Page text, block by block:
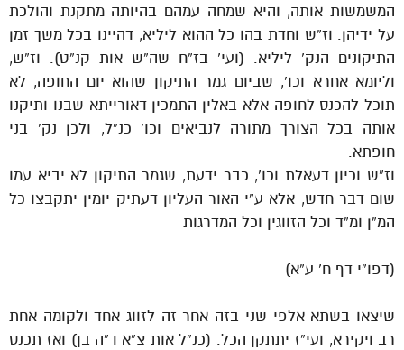
המשמשות אותה, והיא שמחה עמהם בהיותה מתקנת והולכת
על ידיהן. וז”ש וחדת בהו כל ההוא ליליא, דהיינו בכל משך זמן
התיקונים הנק’ ליליא. (ועי’ בז”ח שה”ש אות קנ”ט). וז”ש,
וליומא אחרא וכו’, שביום גמר התיקון שהוא יום החופה, לא
תוכל להכנס לחופה אלא באלין התמכין דאורייתא שבנו ותיקנו
אותה בכל הצורך מתורה לנביאים וכו’ כנ”ל, ולכן נק’ בני
חופתא.
וז”ש וכיון דעאלת וכו’, כבר ידעת, שגמר התיקון לא יביא עמו
שום דבר חדש, אלא ע”י האור העליון דעתיק יומין יתקבצו כל
המ”ן ומ”ד וכל הזווגין וכל המדרגות
(דפו”י דף ח’ ע”א)
שיצאו בשתא אלפי שני בזה אחר זה לזווג אחד ולקומה אחת
רב ויקירא, ועי”ז יתתקן הכל. (כנ”ל אות צ”א ד”ה בן) ואז תכנס